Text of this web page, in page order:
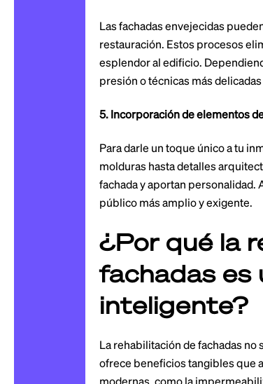
Las fachadas envejecidas
restauración. Estos procesos
esplendor al edificio.
presión o técnicas más
5. Incorporación de elementos
Para darle un toque único a tu
molduras hasta detalles
fachada y aportan personalidad.
público más amplio y exigente.
¿Por qué la
fachadas es
inteligente?
La rehabilitación de fachadas
ofrece beneficios tangibles que
modernas, como la